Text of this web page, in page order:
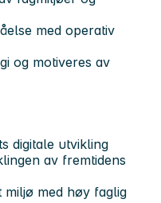
med operativ
og motiveres av
digitale utvikling
av fremtidens
med høy faglig